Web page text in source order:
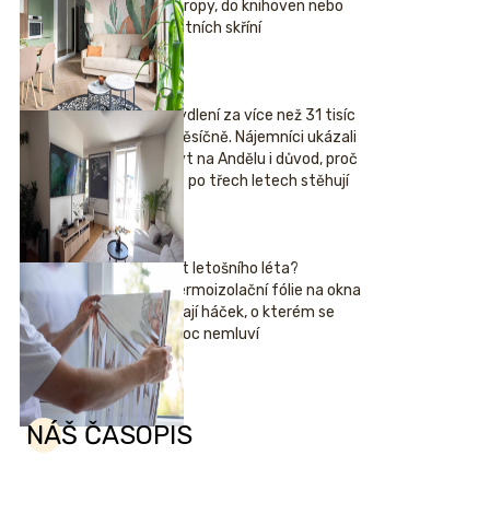
stropy, do knihoven nebo
šatních skříní
Bydlení za více než 31 tisíc
měsíčně. Nájemníci ukázali
byt na Andělu i důvod, proč
se po třech letech stěhují
Hit letošního léta?
Termoizolační fólie na okna
mají háček, o kterém se
moc nemluví
NÁŠ ČASOPIS